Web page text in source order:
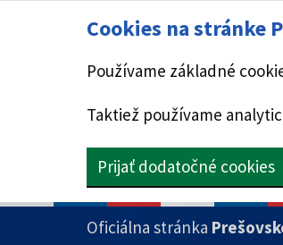
Cookies na stránke
Používame základné
Taktiež používame
Prijať dodatočné cookies
PRESKOČIŤ NA HLAVNÝ OBSAH
Oficiálna stránka